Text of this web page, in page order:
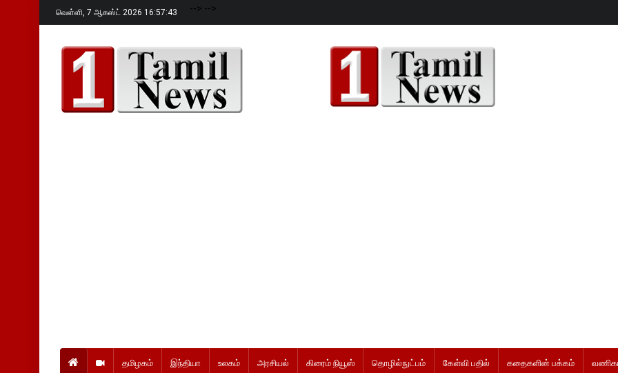
வெள்ளி, 7 ஆகஸ்ட் 2026 16:57:44 --> -->
தமிழகம் இந்தியா உலகம் அரசியல் கிரைம் நியூஸ் தொழில்நுட்பம் கேள்வி பதில் கதைகளின் பக்கம்